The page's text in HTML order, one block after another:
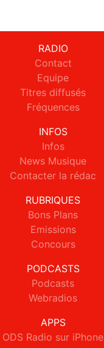
RADIO
Contact
Equipe
Titres diffusés
Fréquences
INFOS
Infos
News Musique
Contacter la rédac
RUBRIQUES
Bons Plans
Emissions
Concours
PODCASTS
Podcasts
Webradios
APPS
ODS Radio sur iPhone